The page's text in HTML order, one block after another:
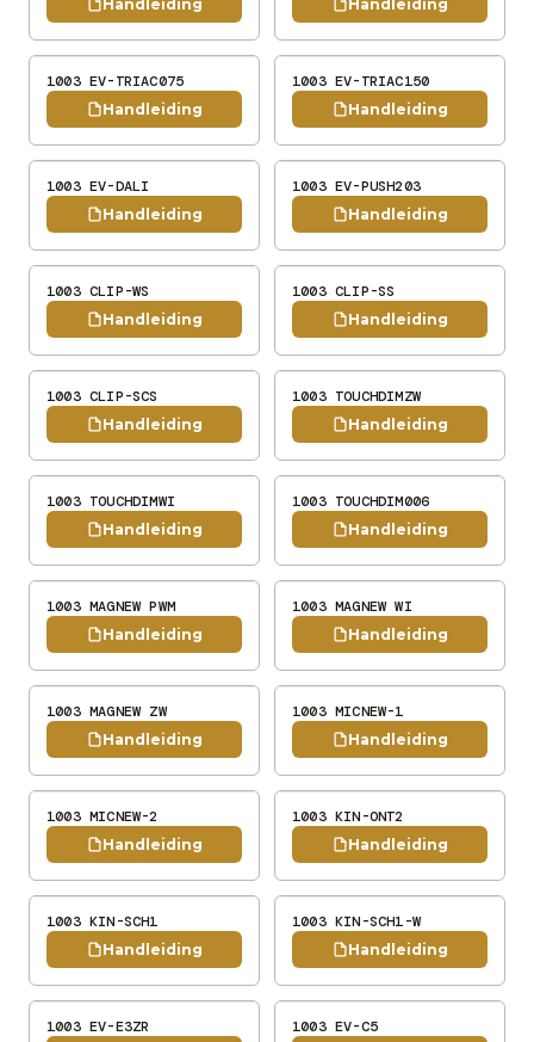
Handleiding Handleiding
1003 EV-TRIAC075
Handleiding
1003 EV-TRIAC150
Handleiding
1003 EV-DALI
Handleiding
1003 EV-PUSH203
Handleiding
1003 CLIP-WS
Handleiding
1003 CLIP-SS
Handleiding
1003 CLIP-SCS
Handleiding
1003 TOUCHDIMZW
Handleiding
1003 TOUCHDIMWI
Handleiding
1003 TOUCHDIM006
Handleiding
1003 MAGNEW PWM
Handleiding
1003 MAGNEW WI
Handleiding
1003 MAGNEW ZW
Handleiding
1003 MICNEW-1
Handleiding
1003 MICNEW-2
Handleiding
1003 KIN-ONT2
Handleiding
1003 KIN-SCH1
Handleiding
1003 KIN-SCH1-W
Handleiding
1003 EV-E3ZR 1003 EV-C5